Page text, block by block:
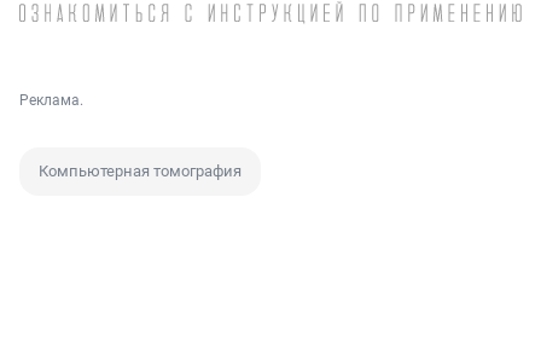
Реклама.
Компьютерная томография